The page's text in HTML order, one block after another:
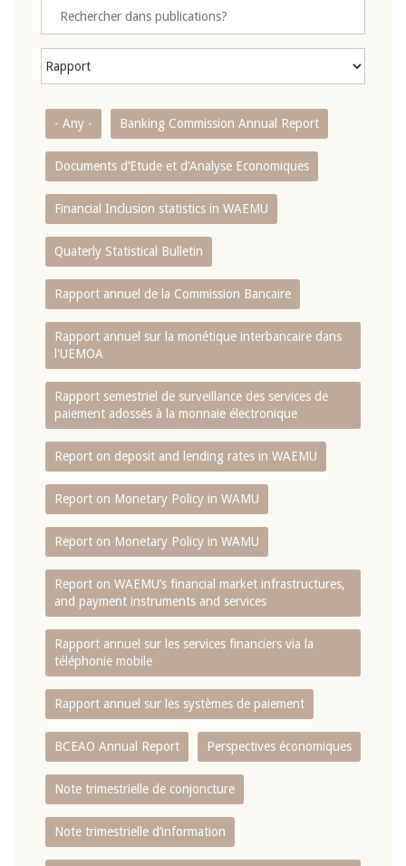
- Any - Banking Commission Annual Report
Documents d’Etude et d’Analyse Economiques
Financial Inclusion statistics in WAEMU
Quaterly Statistical Bulletin
Rapport annuel de la Commission Bancaire
Rapport annuel sur la monétique interbancaire dans
l'UEMOA
Rapport semestriel de surveillance des services de
paiement adossés à la monnaie électronique
Report on deposit and lending rates in WAEMU
Report on Monetary Policy in WAMU
Report on Monetary Policy in WAMU
Report on WAEMU’s financial market infrastructures,
and payment instruments and services
Rapport annuel sur les services financiers via la
téléphonie mobile
Rapport annuel sur les systèmes de paiement
BCEAO Annual Report Perspectives économiques
Note trimestrielle de conjoncture
Note trimestrielle d‘information